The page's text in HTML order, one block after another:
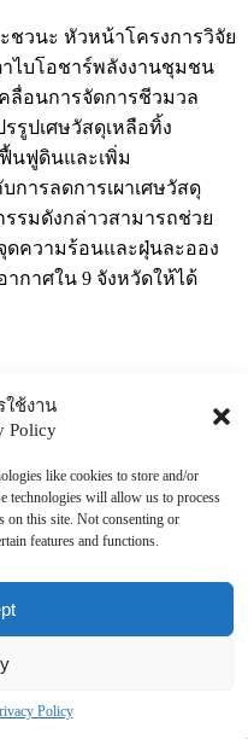
ช้งาน
Policy
like cookies to store and/or
technologies will allow us to process
on this site. Not consenting or
features and functions.
Policy
ชวนะ หัวหน้าโครงการวิจัย
าไบโอชาร์พลังงานชุมชน
คลื่อนการจัดการชีวมวล
รูปเศษวัสดุเหลือทิ้ง
นฟูดินและเพิ่ม
การลดการเผาเศษวัสดุ
รมดังกล่าวสามารถช่วย
ดความร้อนและฝุ่นละออง
กาศใน 9 จังหวัดให้ได้
ตรีตำบลเหมืองจี้ กล่าวถึง
ลังงานชุมชนเพื่อใช้ใน
หลือทิ้งให้เกิดมูลค่าทาง
การลดการเผาในที่โล่ง ซึ่ง
อีกทั้งไบโอชาร์ที่ได้ยัง
าพดิน เพิ่มผลผลิตทางการ
ายได้เสริมให้กับครัวเรือน
รรมในครั้งนี้จะเป็นต้น